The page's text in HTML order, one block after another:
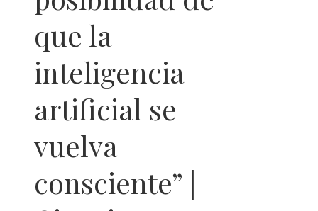
que la
inteligencia
artificial se
vuelva
consciente” |